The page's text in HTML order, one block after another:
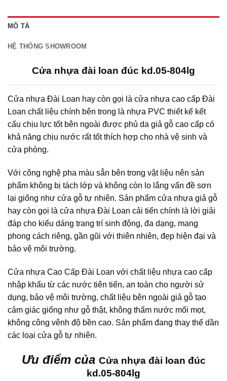
MÔ TẢ
HỆ THỐNG SHOWROOM
Cửa nhựa đài loan đúc kd.05-804lg
Cửa nhựa Đài Loan hay còn gọi là cửa nhựa cao cấp Đài
Loan chất liệu chính bên trong là nhựa PVC thiết kế kết
cấu chịu lực tốt bên ngoài được phủ da giả gỗ cao cấp có
khả năng chịu nước rất tốt thích hợp cho nhà vệ sinh và
cửa phòng.
Với công nghệ pha màu sẳn bên trong vật liệu nên sản
phẩm không bị tách lớp và không còn lo lắng vấn đề sơn
lại giống như cửa gỗ tự nhiên. Sản phẩm cửa nhựa giả gỗ
hay còn gọi là cửa nhựa Đài Loan cải tiến chính là lời giải
đáp cho kiểu dáng trang trí sinh động, đa dạng, mang
phong cách riêng, gần gũi với thiên nhiên, đẹp hiện đại và
bảo vệ môi trường.
Cửa nhựa Cao Cấp Đài Loan với chất liệu nhựa cao cấp
nhập khẩu từ các nước tiên tiến, an toàn cho người sử
dụng, bảo vệ môi trường, chất liệu bên ngoài giả gỗ tạo
cảm giác giống như gỗ thật, không thấm nước mối mọt,
không công vênh độ bền cao. Sản phẩm đang thay thế dần
các loại cửa gỗ tự nhiên.
Ưu điểm của Cửa nhựa đài loan đúc
kd.05-804lg